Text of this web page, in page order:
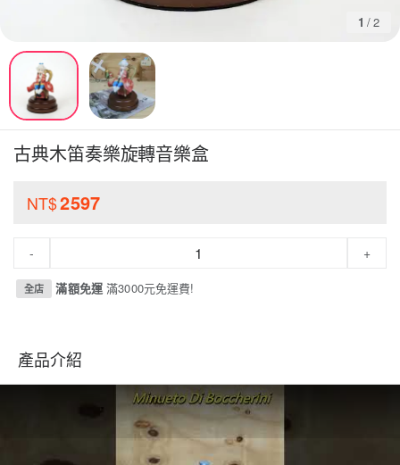
1 /2
古典木笛奏樂旋轉音樂盒
NT$2597
- +
全店 滿額免運滿3000元免運費!
產品介紹